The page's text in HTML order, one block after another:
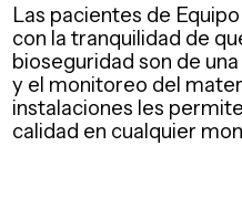
Las pacientes de
con la tranquilidad de
bioseguridad son de
y el monitoreo del
instalaciones les
calidad en cualquier